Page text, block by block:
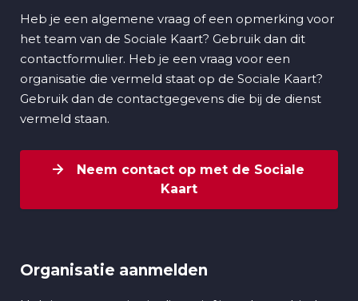
Heb je een algemene vraag of een opmerking voor
het team van de Sociale Kaart? Gebruik dan dit
contactformulier. Heb je een vraag voor een
organisatie die vermeld staat op de Sociale Kaart?
Gebruik dan de contactgegevens die bij de dienst
vermeld staan.
Neem contact op met de Sociale
Kaart
Organisatie aanmelden